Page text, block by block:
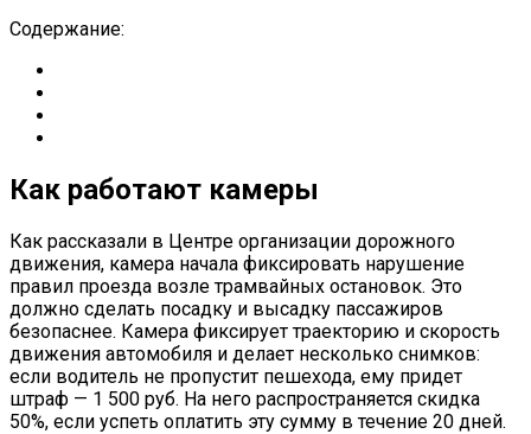
Содержание:
Как работают камеры
Как рассказали в Центре организации дорожного
движения, камера начала фиксировать нарушение
правил проезда возле трамвайных остановок. Это
должно сделать посадку и высадку пассажиров
безопаснее. Камера фиксирует траекторию и скорость
движения автомобиля и делает несколько снимков:
если водитель не пропустит пешехода, ему придет
штраф — 1 500 руб. На него распространяется скидка
50%, если успеть оплатить эту сумму в течение 20 дней.